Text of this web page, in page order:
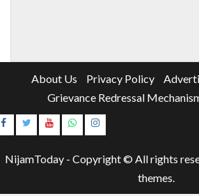
About Us Privacy Policy
Grievance Redressal
Instagram
NijamToday - Copyright © All rights
themes.